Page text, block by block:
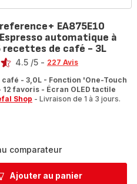
comparateurIntuition
Preference+
EA875E10
Ajouter au panier
EA875E10
automatique à
recettes de café - 3L
4.5 /5 - 227 Avis
café - 3,0L - Fonction 'One-Touch
favoris - Écran OLED tactile
Shop - Livraison de 1 à 3 jours.